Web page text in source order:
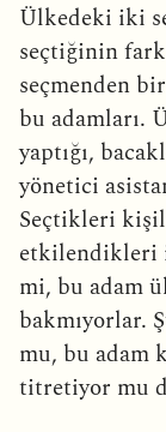
Ülkedeki iki
seçtiğinin
seçmenden
bu adamları.
yaptığı,
yönetici
Seçtikleri
etkilendikleri
mi, bu adam
bakmıyorlar.
mu, bu adam
titretiyor mu